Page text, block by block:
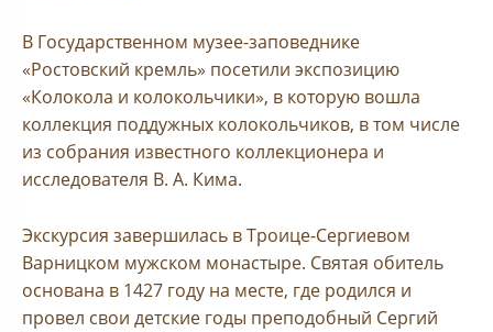
В Государственном музее-заповеднике
«Ростовский кремль» посетили экспозицию
«Колокола и колокольчики», в которую вошла
коллекция поддужных колокольчиков, в том числе
из собрания известного коллекционера и
исследователя В. А. Кима.
Экскурсия завершилась в Троице-Сергиевом
Варницком мужском монастыре. Святая обитель
основана в 1427 году на месте, где родился и
провел свои детские годы преподобный Сергий